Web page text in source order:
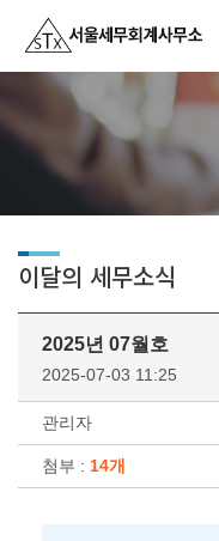
이달의 세무소식
2025년 07월호
2025-07-03 11:25
관리자
첨부 : 14개